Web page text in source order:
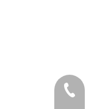
+86-